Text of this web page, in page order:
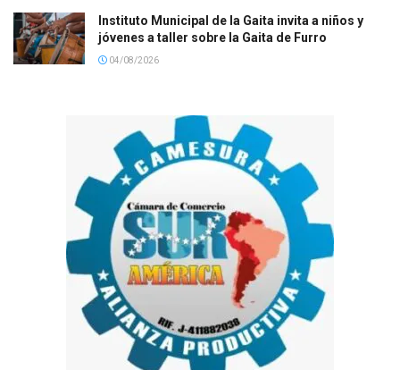
Instituto Municipal de la Gaita invita a niños y
jóvenes a taller sobre la Gaita de Furro
04/08/2026